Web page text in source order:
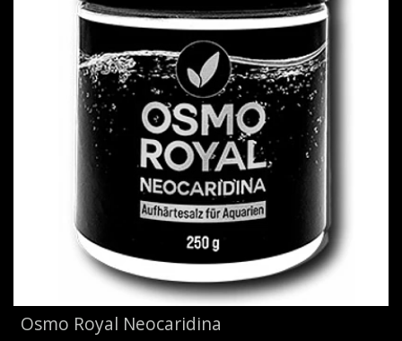
Osmo Royal Neocaridina